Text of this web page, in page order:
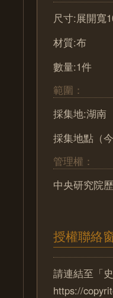
尺寸:展開寬
材質:布
數量:1件
範圍：
採集地:湖南
採集地點（
管理權：
中央研究院
授權聯絡
請連結至「
https://